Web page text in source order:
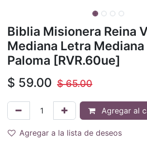
Biblia Misionera Reina
Mediana Letra
Paloma [RVR.60ue]
$ 59.00 $65.00
Agregar al
Agregar a la lista de deseos